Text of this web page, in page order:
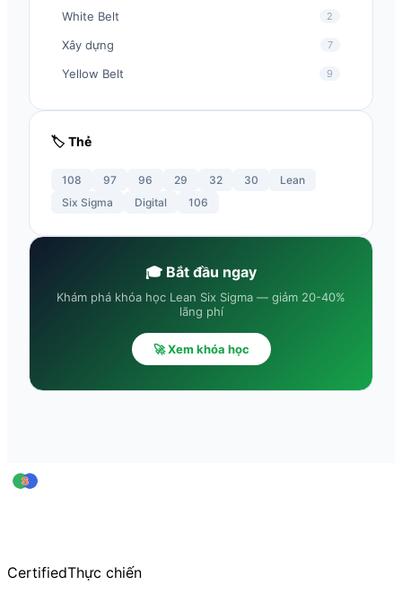
White Belt 2
Xây dựng 7
Yellow Belt 9
🏷️ Thẻ
108 97 96 29 32 30
Lean
Six Sigma
Digital 106
🎓 Bắt đầu ngay
Khám phá khóa học Lean Six Sigma — giảm 20-40%
lãng phí
🚀 Xem khóa học
CertifiedThực chiến